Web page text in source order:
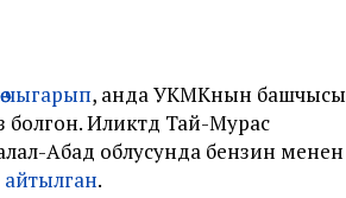
чыгарып, анда УКМКнын башчысы
Иликтөөдө Тай-Мурас
Абад облусунда бензин менен
айтылган.